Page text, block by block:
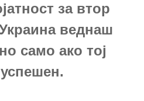
за втор
веднаш
само ако тој